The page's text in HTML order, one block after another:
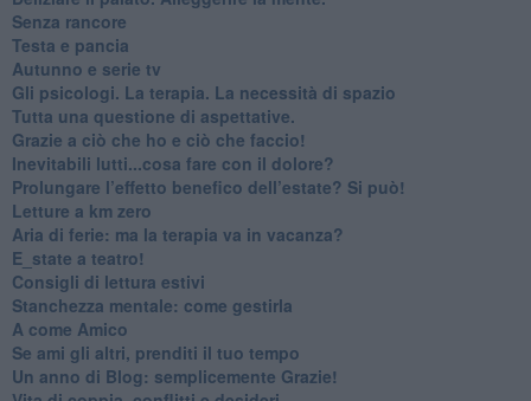
​Senza rancore
​Testa e pancia
​Autunno e serie tv
​Gli psicologi. La terapia. La necessità di spazio
​Tutta una questione di aspettative.
​Grazie a ciò che ho e ciò che faccio!
​Inevitabili lutti...cosa fare con il dolore?
Prolungare l’effetto benefico dell’estate? Si può!
​Letture a km zero
​Aria di ferie: ma la terapia va in vacanza?
​E_state a teatro!
​Consigli di lettura estivi
​Stanchezza mentale: come gestirla
​A come Amico
​Se ami gli altri, prenditi il tuo tempo
​Un anno di Blog: semplicemente Grazie!